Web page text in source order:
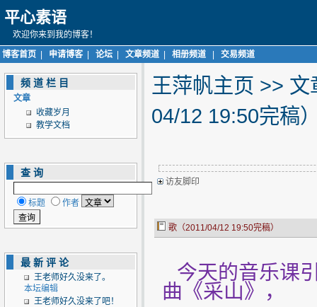
平心素语
欢迎你来到我的博客！
博客首页
申请博客 论坛 文章频道 相册频道 交易频道
频道栏目
文章
收藏岁月
教学文档
查询
标题 作者
最新评论
王老师好久没来了。
本坛编辑
王老师好久没来了吧！
王萍帆主页 >> 文
04/12 19:50完稿
访友脚印
歌（2011/04/12 19:50完稿）
今天的音乐课
曲《采山》，